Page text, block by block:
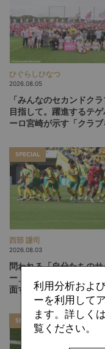
ひぐらしひなつ
2026.08.05
「みんなのセカンドク
目指して。躍進するテ
ーロ宮崎が示す「クラブ
SPECIAL
西部 謙司
2026.08.03
問われる「自分たちの
ー」。J1に挑むジェフ千
面する試練
SPECIAL
利用分析およ
ーを利用して
ます。詳しく
覧ください。